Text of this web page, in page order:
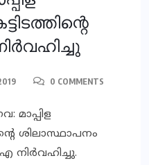
0 COMMENTS
മാപ്പിള
ശിലാസ്ഥാപനം
നിര്‍വഹിച്ചു.